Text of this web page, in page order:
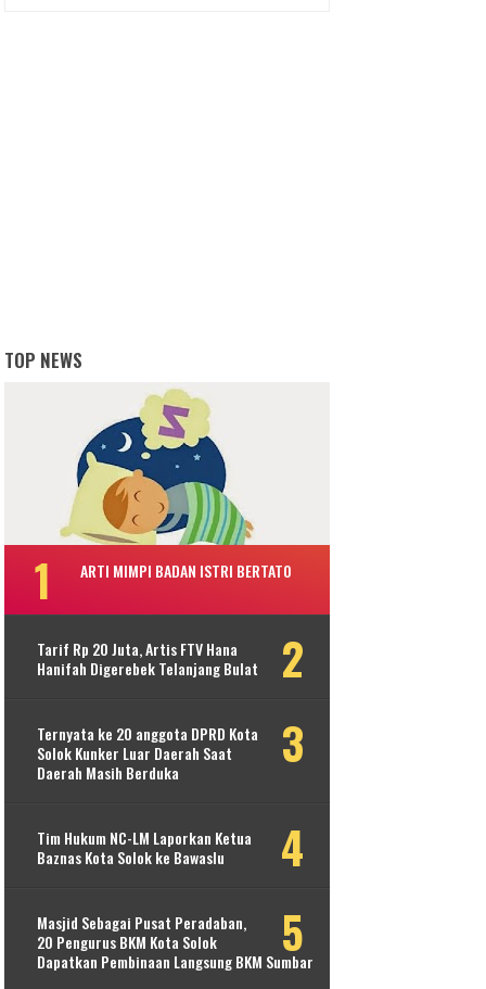
TOP NEWS
ARTI MIMPI BADAN ISTRI BERTATO
Tarif Rp 20 Juta, Artis FTV Hana
Hanifah Digerebek Telanjang Bulat
Ternyata ke 20 anggota DPRD Kota
Solok Kunker Luar Daerah Saat
Daerah Masih Berduka
Tim Hukum NC-LM Laporkan Ketua
Baznas Kota Solok ke Bawaslu
Masjid Sebagai Pusat Peradaban,
20 Pengurus BKM Kota Solok
Dapatkan Pembinaan Langsung BKM Sumbar